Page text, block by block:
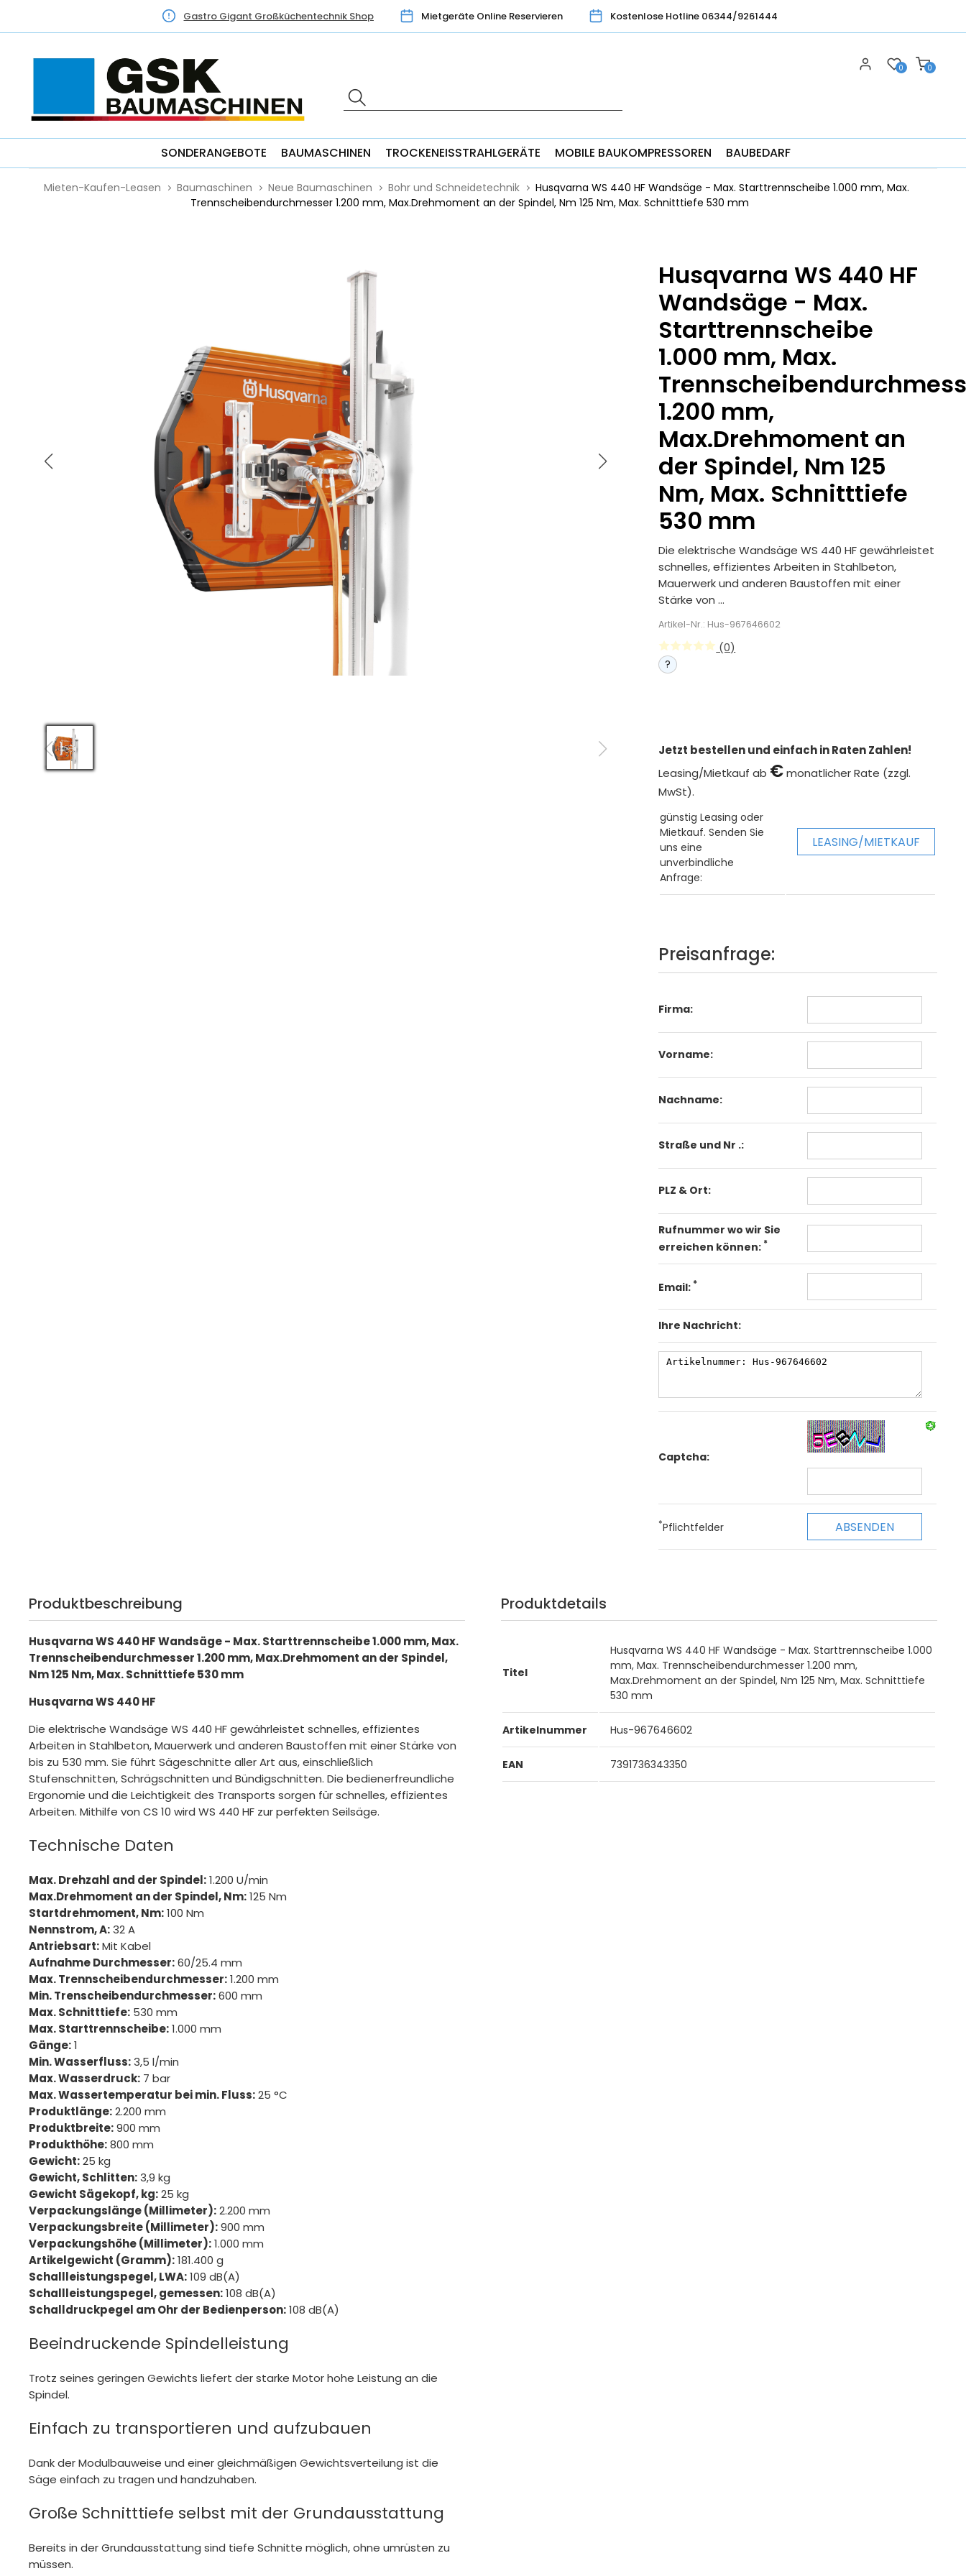
Gastro Gigant Großküchentechnik Shop Mietgeräte Online Reservieren Kostenlose Hotline 06344/9261444
0
0
SONDERANGEBOTE BAUMASCHINEN TROCKENEISSTRAHLGERÄTE MOBILE BAUKOMPRESSOREN BAUBEDARF
Mieten-Kaufen-Leasen Baumaschinen Neue Baumaschinen Bohr und Schneidetechnik
Husqvarna WS 440 HF Wandsäge - Max. Starttrennscheibe 1.000 mm, Max.
Trennscheibendurchmesser 1.200 mm, Max.Drehmoment an der Spindel, Nm 125 Nm, Max. Schnitttiefe 530 mm
Husqvarna WS 440 HF
Wandsäge - Max.
Starttrennscheibe
1.000 mm, Max.
1.200 mm,
Max.Drehmoment an
der Spindel, Nm 125
Nm, Max. Schnitttiefe
530 mm
Die elektrische Wandsäge WS 440 HF gewährleistet
schnelles, effizientes Arbeiten in Stahlbeton,
Mauerwerk und anderen Baustoffen mit einer
Stärke von ...
Artikel-Nr.: Hus-967646602
(0)
?
Jetzt bestellen und einfach in Raten Zahlen!
Leasing/Mietkauf ab €monatlicher Rate (zzgl.
MwSt).
günstig Leasing oder
Mietkauf. Senden Sie
uns eine
unverbindliche
Anfrage:
LEASING/MIETKAUF
Preisanfrage:
Firma:
Vorname:
Nachname:
Straße und Nr .:
PLZ & Ort:
Rufnummer wo wir Sie
erreichen können: *
Email: *
Ihre Nachricht:
Captcha:
*Pflichtfelder
Produktbeschreibung
Husqvarna WS 440 HF Wandsäge - Max. Starttrennscheibe 1.000 mm, Max.
Trennscheibendurchmesser 1.200 mm, Max.Drehmoment an der Spindel,
Nm 125 Nm, Max. Schnitttiefe 530 mm
Husqvarna WS 440 HF
Die elektrische Wandsäge WS 440 HF gewährleistet schnelles, effizientes
Arbeiten in Stahlbeton, Mauerwerk und anderen Baustoffen mit einer Stärke von
bis zu 530 mm. Sie führt Sägeschnitte aller Art aus, einschließlich
Stufenschnitten, Schrägschnitten und Bündigschnitten. Die bedienerfreundliche
Ergonomie und die Leichtigkeit des Transports sorgen für schnelles, effizientes
Arbeiten. Mithilfe von CS 10 wird WS 440 HF zur perfekten Seilsäge.
Technische Daten
Max. Drehzahl and der Spindel:1.200 U/min
Max.Drehmoment an der Spindel, Nm:125 Nm
Startdrehmoment, Nm:100 Nm
Nennstrom, A:32 A
Antriebsart:Mit Kabel
Aufnahme Durchmesser:60/25.4 mm
Max. Trennscheibendurchmesser:1.200 mm
Min. Trenscheibendurchmesser:600 mm
Max. Schnitttiefe: 530 mm
Max. Starttrennscheibe:1.000 mm
Gänge:1
Min. Wasserfluss:3,5 l/min
Max. Wasserdruck: 7 bar
Max. Wassertemperatur bei min. Fluss:25 °C
Produktlänge:2.200 mm
Produktbreite:900 mm
Produkthöhe:800 mm
Gewicht:25 kg
Gewicht, Schlitten:3,9 kg
Gewicht Sägekopf, kg:25 kg
Verpackungslänge (Millimeter):2.200 mm
Verpackungsbreite (Millimeter):900 mm
Verpackungshöhe (Millimeter):1.000 mm
Artikelgewicht (Gramm):181.400 g
Schallleistungspegel, LWA:109 dB(A)
Schallleistungspegel, gemessen:108 dB(A)
Schalldruckpegel am Ohr der Bedienperson:108 dB(A)
Beeindruckende Spindelleistung
Trotz seines geringen Gewichts liefert der starke Motor hohe Leistung an die
Spindel.
Einfach zu transportieren und aufzubauen
Dank der Modulbauweise und einer gleichmäßigen Gewichtsverteilung ist die
Säge einfach zu tragen und handzuhaben.
Große Schnitttiefe selbst mit der Grundausstattung
Bereits in der Grundausstattung sind tiefe Schnitte möglich, ohne umrüsten zu
müssen.
Produktdetails
Titel
Husqvarna WS 440 HF Wandsäge - Max. Starttrennscheibe 1.000
mm, Max. Trennscheibendurchmesser 1.200 mm,
Max.Drehmoment an der Spindel, Nm 125 Nm, Max. Schnitttiefe
530 mm
Artikelnummer Hus-967646602
EAN 7391736343350